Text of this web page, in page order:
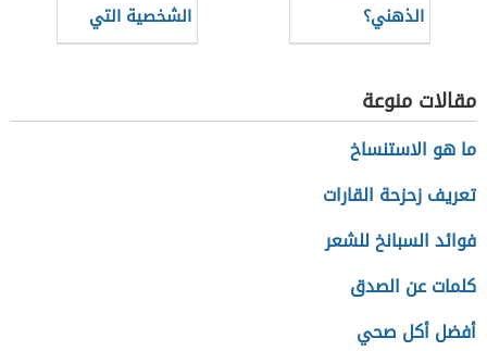
الذهني؟
الشخصية التي
يجب كتابتها في
للمعلم
مقالات منوعة
ما هو الاستنساخ
تعريف زحزحة القارات
فوائد السبانخ للشعر
كلمات عن الصدق
أفضل أكل صحي